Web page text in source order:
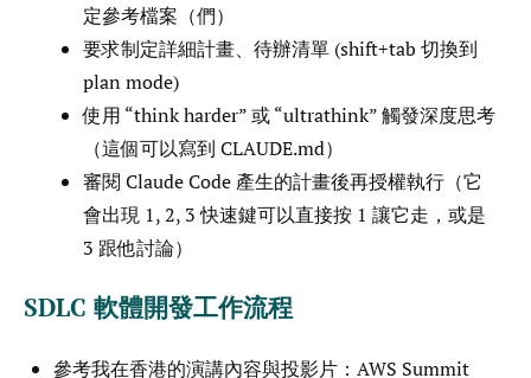
定參考檔案（們）
要求制定詳細計畫、待辦清單 (shift+tab 切換到
plan mode)
使用 “think harder” 或 “ultrathink” 觸發深度思考
（這個可以寫到 CLAUDE.md）
審閱 Claude Code 產生的計畫後再授權執行（它
會出現 1, 2, 3 快速鍵可以直接按 1 讓它走，或是
3 跟他討論）
SDLC 軟體開發工作流程
參考我在香港的演講內容與投影片： AWS Summit